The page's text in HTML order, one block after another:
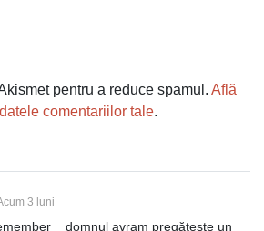
pentru a reduce spamul. Află
comentariilor tale.
3 luni
_ domnul avram pregătește un